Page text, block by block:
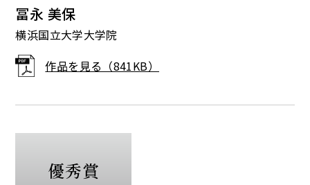
冨永 美保
横浜国立大学大学院
作品を見る（841KB）
優秀賞